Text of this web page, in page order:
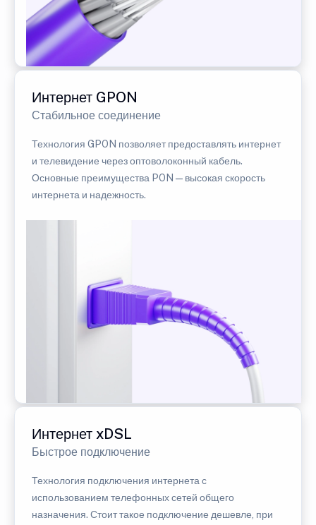
Интернет GPON
Стабильное соединение
Технология GPON позволяет предоставлять интернет
и телевидение через оптоволоконный кабель.
Основные преимущества PON — высокая скорость
интернета и надежность.
Интернет xDSL
Быстрое подключение
Технология подключения интернета с
использованием телефонных сетей общего
назначения. Стоит такое подключение дешевле, при